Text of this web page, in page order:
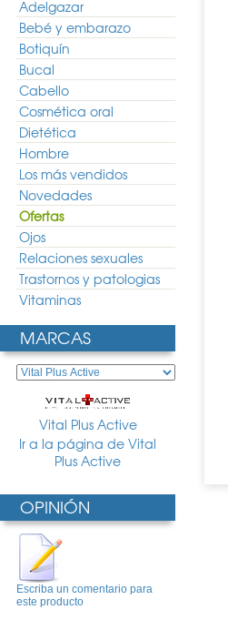
Adelgazar
Bebé y embarazo
Botiquín
Bucal
Cabello
Cosmética oral
Dietética
Hombre
Los más vendidos
Novedades
Ofertas
Ojos
Relaciones sexuales
Trastornos y patologias
Vitaminas
MARCAS
Vital Plus Active
Ir a la página de Vital
Plus Active
OPINIÓN
Escriba un comentario para
este producto
Serum Vital
Martiderm VITAL-AGE Crema
Pieles Mixtas/Grasas 50ml
57.24 €